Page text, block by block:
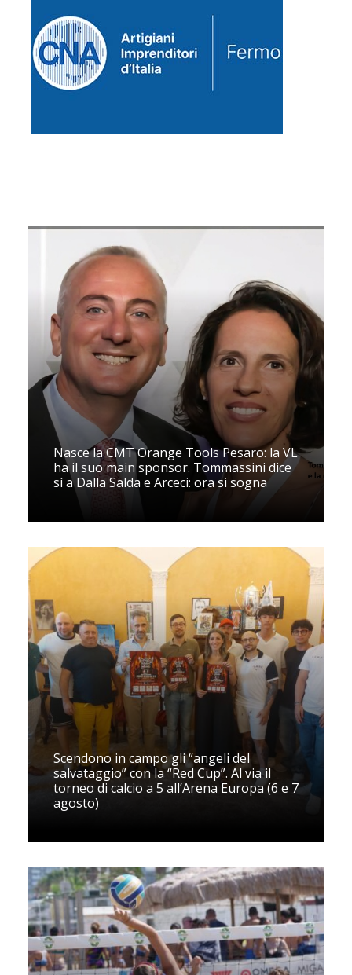
Nasce la CMT Orange Tools Pesaro: la VL
ha il suo main sponsor. Tommassini dice
sì a Dalla Salda e Arceci: ora si sogna
Scendono in campo gli “angeli del
salvataggio” con la “Red Cup”. Al via il
torneo di calcio a 5 all’Arena Europa (6 e 7
agosto)